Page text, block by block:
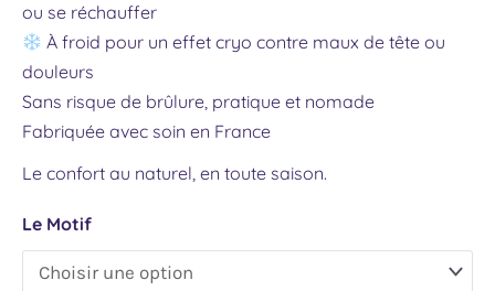
ou se réchauffer
À froid pour un effet cryo contre maux de tête ou
douleurs
Sans risque de brûlure, pratique et nomade
Fabriquée avec soin en France
Le confort au naturel, en toute saison.
Le Motif